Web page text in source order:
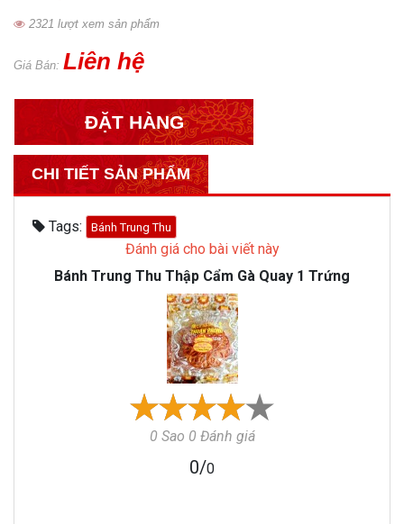
2321 lượt xem sản phẩm
Giá Bán: Liên hệ
ĐẶT HÀNG
CHI TIẾT SẢN PHẨM
Tags: Bánh Trung Thu
Đánh giá cho bài viết này
Bánh Trung Thu Thập Cẩm Gà Quay 1 Trứng
0 Sao 0 Đánh giá
0/0